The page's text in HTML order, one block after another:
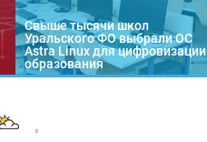
Свыше тысячи школ
Уральского ФО выбрали ОС
Astra Linux для цифровизации
образования
°